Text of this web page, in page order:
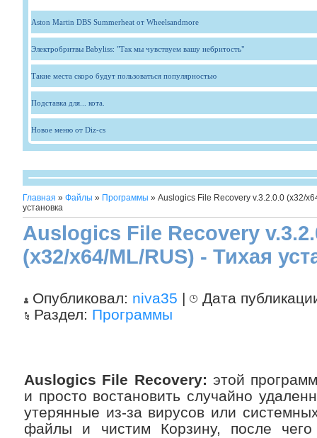
Aston Martin DBS Summerheat от Wheelsandmore
Электробритвы Babyliss: "Так мы чувствуем вашу небритость"
Такие места скоро будут пользоваться популярностью
Подставка для... кота.
Новое меню от Diz-cs
Главная » Файлы » Программы » Auslogics File Recovery v.3.2.0.0 (x32/
установка
Auslogics File Recovery
(x32/x64/ML/RUS) - Тихая
Опубликовал: niva35 |
Дата
Раздел: Программы
Auslogics File Recovery: этой
и просто востановить случайно
утерянные из-за вирусов или
файлы и чистим Корзину, после